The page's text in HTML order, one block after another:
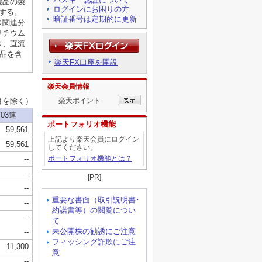
ログインにお困りの方
暗証番号は定期的に更新
楽天FX口座を開設
楽天会員情報
楽天ポイント
ポートフォリオ機能
上記より楽天会員にログイン
してください。
ポートフォリオ機能とは？
[PR]
重要な書面（取引説明書･
約諾書等）の閲覧につい
て
未公開株の勧誘にご注意
フィッシング詐欺にご注
意